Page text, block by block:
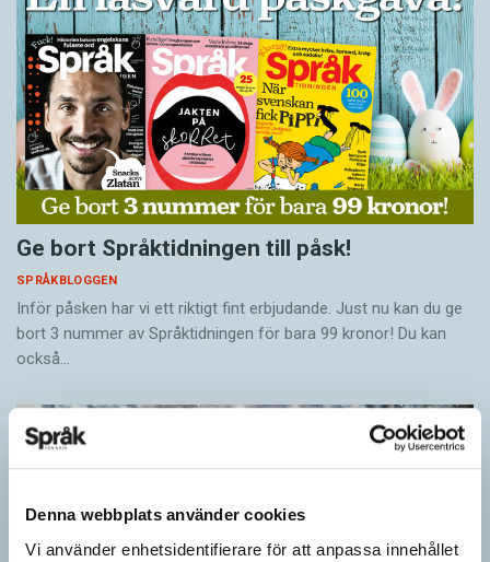
Denna webbplats använder cookies
Vi använder enhetsidentifierare för att anpassa innehållet
Ge bort Språktidningen till påsk!
SPRÅKBLOGGEN
Inför påsken har vi ett riktigt fint erbjudande. Just nu kan du ge
bort 3 nummer av Språktidningen för bara 99 kronor! Du kan
också…